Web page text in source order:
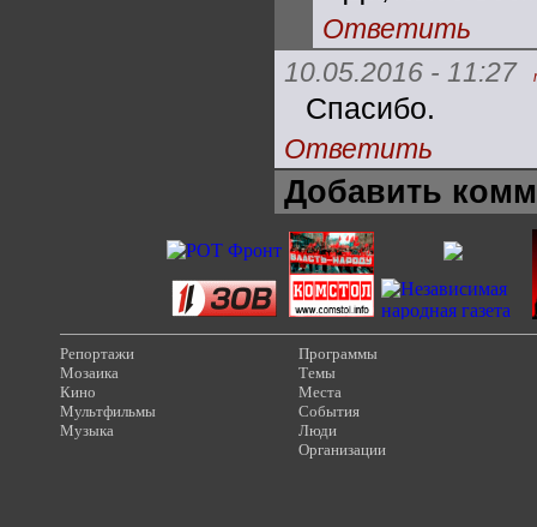
Ответить
10.05.2016 - 11:27
Спасибо.
Ответить
Добавить
Репортажи
Мозаика
Кино
Мультфильмы
Музыка
Программы
Темы
Места
События
Люди
Организации